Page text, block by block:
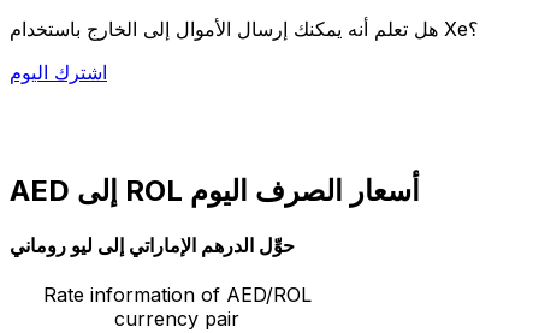
هل تعلم أنه يمكنك إرسال الأموال إلى الخارج باستخدام Xe؟
اشترك اليوم
AED إلى ROL أسعار الصرف اليوم
حوِّل الدرهم الإماراتي إلى ليو روماني
Rate information of AED/ROL
currency pair